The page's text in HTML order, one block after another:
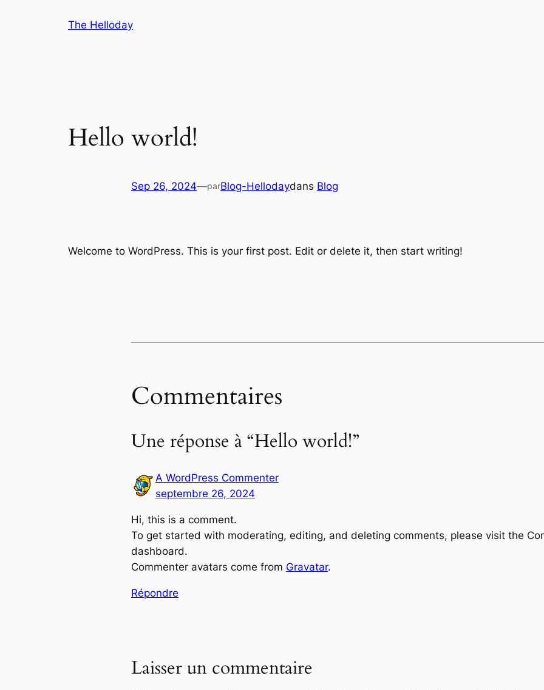
The Helloday
Hello world!
Sep 26, 2024—parBlog-Hellodaydans Blog
Welcome to WordPress. This is your first post. Edit or delete it, then start writing!
Commentaires
Une réponse à “Hello world!”
A WordPress Commenter
septembre 26, 2024
Hi, this is a comment.
To get started with moderating, editing, and deleting comments, please visit the
dashboard.
Commenter avatars come from Gravatar.
Répondre
Laisser un commentaire